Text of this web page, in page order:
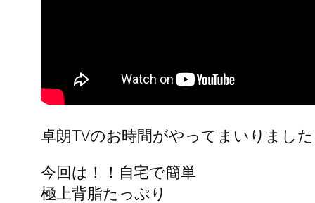
卓朗TVのお時間がやってまいりまし
今回は！！自宅で簡単
極上背脂たっぷり